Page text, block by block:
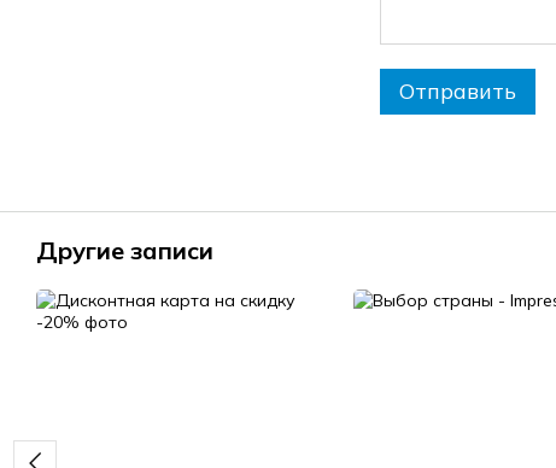
Отправить
Другие записи